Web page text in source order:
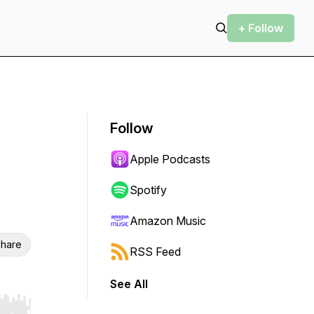
+ Follow
Follow
Apple Podcasts
Spotify
Amazon Music
RSS Feed
See All